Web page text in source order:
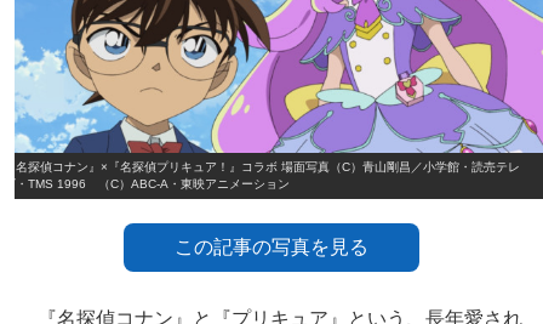
『名探偵コナン』×『名探偵プリキュア！』コラボ 場面写真（C）青山剛昌／小学館・読売テレ
ビ・TMS 1996 （C）ABC-A・東映アニメーション
この記事の写真を見る
『名探偵コナン』と『プリキュア』という、長年愛され